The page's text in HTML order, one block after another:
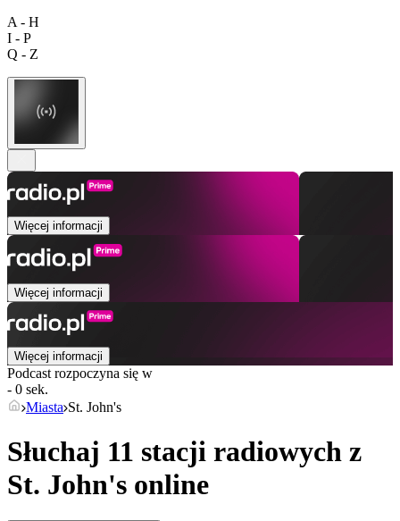
A - H
I - P
Q - Z
Więcej informacji
Więcej informacji
Więcej informacji
Podcast rozpoczyna się w
- 0 sek.
Miasta St. John's
Słuchaj 11 stacji radiowych z
St. John's online